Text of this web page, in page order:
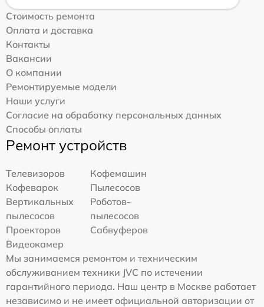
Стоимость ремонта
Оплата и доставка
Контакты
Вакансии
О компании
Ремонтируемые модели
Наши услуги
Согласие на обработку персональных данных
Способы оплаты
Ремонт устройств
Телевизоров
Кофемашин
Кофеварок
Пылесосов
Вертикальных
пылесосов
Роботов-
пылесосов
Проекторов
Сабвуферов
Видеокамер
Мы занимаемся ремонтом и техническим
обслуживанием техники JVC по истечении
гарантийного периода. Наш центр в Москве работает
независимо и не имеет официальной авторизации от